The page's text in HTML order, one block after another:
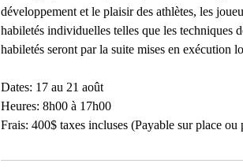
développement et le plaisir des athlètes, les
habiletés individuelles telles que les techniques
habiletés seront par la suite mises en exécution
Dates: 17 au 21 août
Heures: 8h00 à 17h00
Frais: 400$ taxes incluses (Payable sur place